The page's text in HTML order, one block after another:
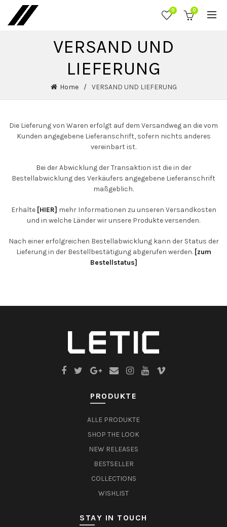
0 0
VERSAND UND
LIEFERUNG
Home VERSAND UND LIEFERUNG
Die Lieferung von Waren erfolgt auf dem Versandweg an die vom
Kunden angegebene Lieferanschrift, sofern nichts anderes
vereinbart ist.
Bei der Abwicklung der Transaktion ist die in der
Bestellabwicklung des Verkäufers angegebene Lieferanschrift
maßgeblich.
Erhalte [HIER] mehr Informationen zu unseren Versandkosten
und in welche Länder wir unsere Produkte versenden.
Nach einer erfolgreichen Bestellabwicklung kann der Status der
Lieferung in der Bestellbestätigung abgerufen werden. [zum
Bestellstatus]
PRODUKTE
ALLE PRODUKTE
SHOP THE LOOK
NEW RELEASES
BESTSELLER
COLLECTIONS
WISHLIST
STAY IN TOUCH